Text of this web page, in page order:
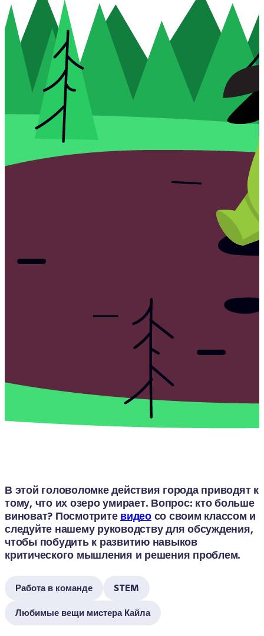
В этой головоломке действия города приводят к
тому, что их озеро умирает. Вопрос: кто больше
виноват? Посмотрите видео со своим классом и
следуйте нашему руководству для обсуждения,
чтобы побудить к развитию навыков
критического мышления и решения проблем.
Работа в команде STEM
Любимые вещи мистера Кайла